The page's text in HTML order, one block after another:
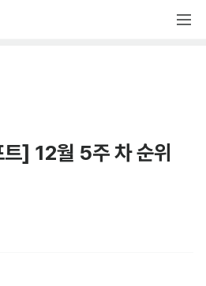
] 12월 5주 차 순위